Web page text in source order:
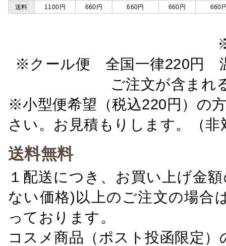
送料
1100円 660円 660円 660円 660
※クール便 全国一律220円
ご注文が含ま
※小型便希望（税込220円）の
さい。お見積もりします。（非
送料無料
１配送につき、お買い上げ金
ない価格)以上のご注文の場合
っております。
コスメ商品（ポスト投函限定